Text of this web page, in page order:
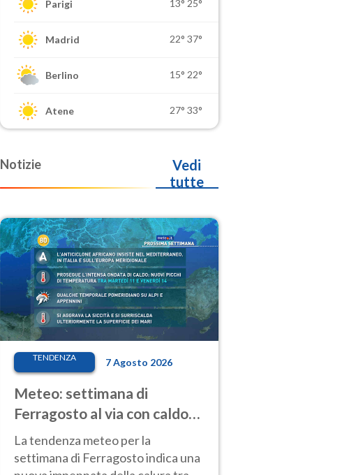
Parigi 13° 25°
Madrid 22° 37°
Berlino 15° 22°
Atene 27° 33°
Notizie
Vedi
tutte
TENDENZA 7 Agosto 2026
Meteo: settimana di
Ferragosto al via con caldo
intenso e qualche temporale
La tendenza meteo per la
settimana di Ferragosto indica una